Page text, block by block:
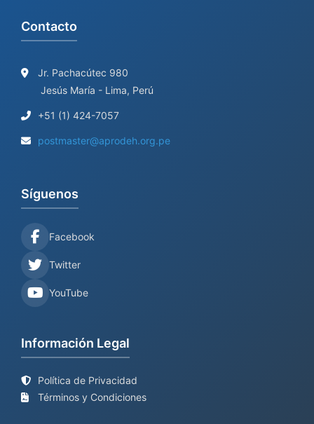
Contacto
Jr. Pachacútec 980
Jesús María - Lima, Perú
+51 (1) 424-7057
postmaster@aprodeh.org.pe
Síguenos
Facebook
Twitter
YouTube
Información Legal
Política de Privacidad
Términos y Condiciones